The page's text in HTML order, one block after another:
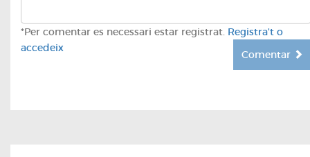
*Per comentar es necessari estar registrat. Registra't o
accedeix
Comentar